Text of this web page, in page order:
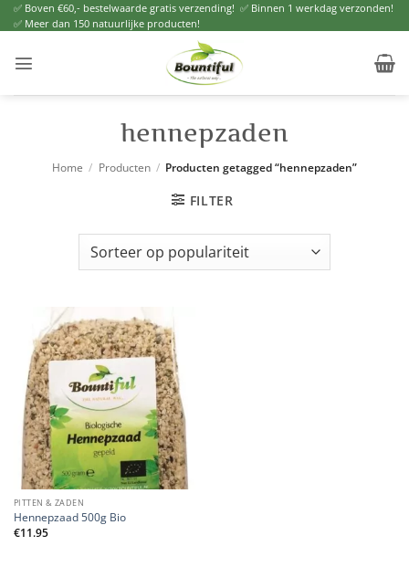
Ga
naar
✅ Boven €60,- bestelwaarde gratis verzending! ✅ Binnen 1 werkdag verzonden!
✅ Meer dan 150 natuurlijke producten!
hennepzaden
Home / Producten / Producten getagged “hennepzaden”
FILTER
PITTEN & ZADEN
Hennepzaad 500g Bio
€11.95